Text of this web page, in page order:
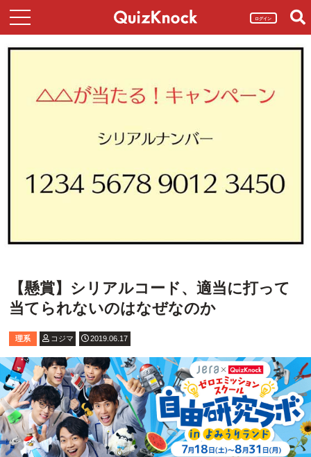
ログイン
【懸賞】シリアルコード、適当に打って
当てられないのはなぜなのか
理系 コジマ 2019.06.17